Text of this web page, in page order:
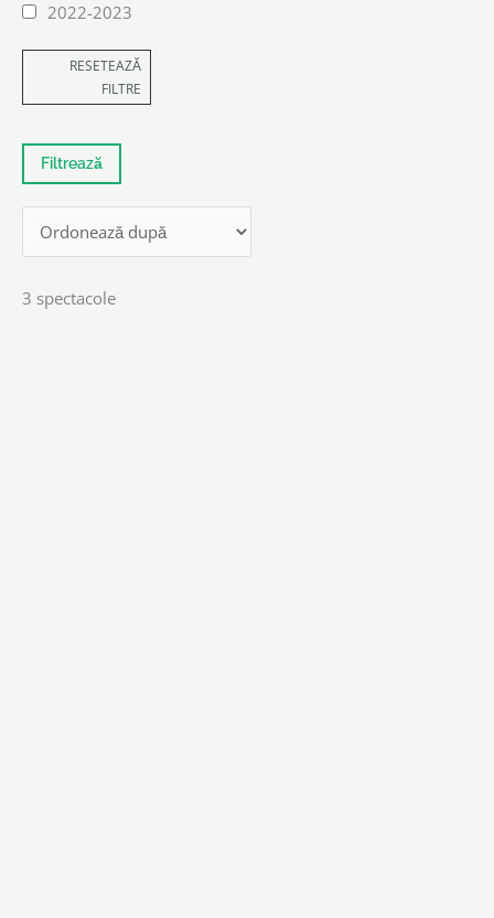
2022-2023
RESETEAZĂ
FILTRE
3 spectacole